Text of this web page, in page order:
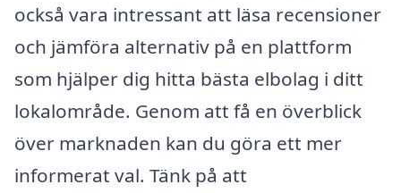
också vara intressant att läsa recensioner
och jämföra alternativ på en plattform
som hjälper dig hitta bästa elbolag i ditt
lokalområde. Genom att få en överblick
över marknaden kan du göra ett mer
informerat val. Tänk på att